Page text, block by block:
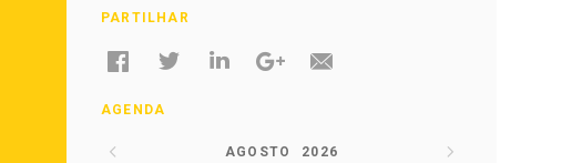
PARTILHAR
AGENDA
AGOSTO 2026